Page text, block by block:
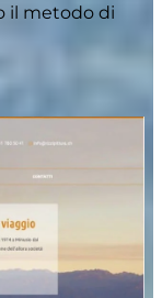
il metodo di